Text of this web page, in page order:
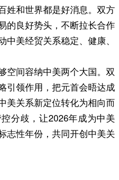
姓和世界都是好消息。双方
的良好势头，不断拉长合作
美经贸关系稳定、健康、
空间容纳中美两个大国。双
引领作用，把元首会晤达成
美关系新定位转化为相向而
分歧，让2026年成为中美
志性年份，共同开创中美关